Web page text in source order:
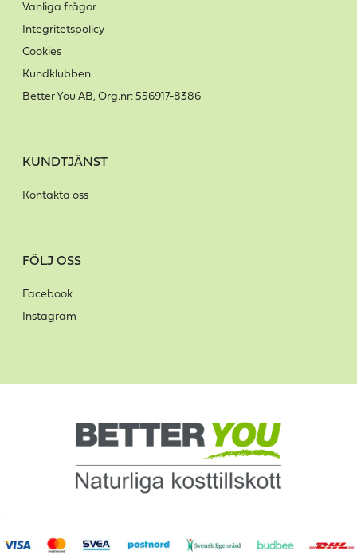
Vanliga frågor
Integritetspolicy
Cookies
Kundklubben
Better You AB, Org.nr: 556917-8386
KUNDTJÄNST
Kontakta oss
FÖLJ OSS
Facebook
Instagram